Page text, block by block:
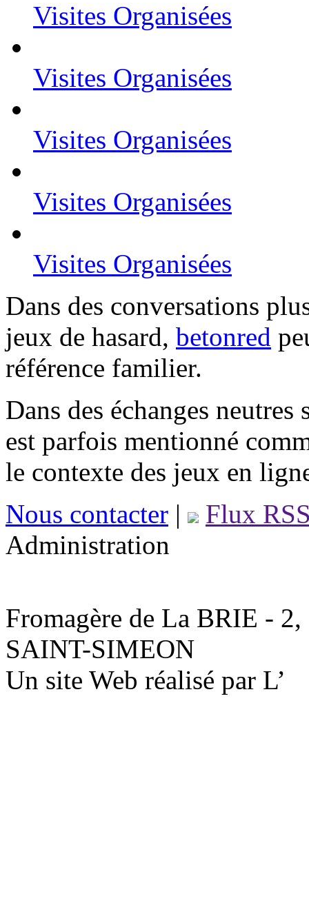
Visites Organisées
Visites Organisées
Visites Organisées
Visites Organisées
Visites Organisées
Dans des conversations
jeux de hasard, betonred
référence familier.
Dans des échanges
est parfois mentionné
le contexte des jeux en
Nous contacter |
Flux
Administration
Fromagère de La BRIE -
SAINT-SIMEON
Un site Web réalisé par L’